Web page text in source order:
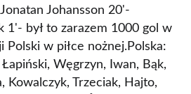
Johansson 20'-
1'- był to zarazem 1000 gol w
Polski w piłce nożnej.Polska:
Węgrzyn, Iwan, Bąk,
Kowalczyk, Trzeciak, Hajto,